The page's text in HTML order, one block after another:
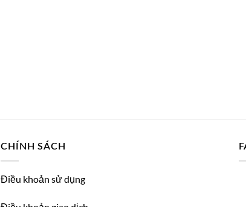
CHÍNH SÁCH
Điều khoản sử dụng